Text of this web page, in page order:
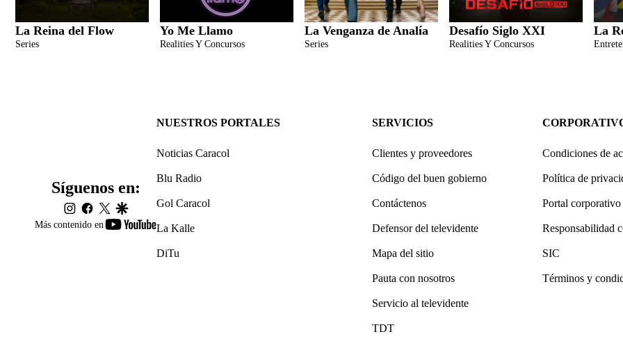
La Reina del Flow
Series
Yo Me Llamo
Realities Y Concursos
La Venganza de Analía
Series
Desafío Siglo XXI
Realities Y Concursos
La
Más contenido en
youtube-
Síguenos en:
instagram
facebook
twittergoogle
NUESTROS PORTALES
Noticias Caracol
Blu Radio
Gol Caracol
La Kalle
DiTu
SERVICIOS
Clientes y proveedores
Código del buen gobierno
Contáctenos
Defensor del televidente
Mapa del sitio
Pauta con nosotros
Servicio al televidente
TDT
Condiciones de
Política de
Portal corporativo
Responsabilidad
SIC
Términos y